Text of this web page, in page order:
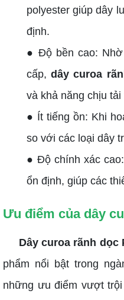
polyester giúp dây
định.
● Độ bền cao:
cấp,dây curoa
và khả năng chịu
● Ít tiếng ồn: Khi
so với các loại dây
● Độ chính xác
ổn định, giúp các
Ưu điểm của dây
Dây curoa rãnh dọc
phẩm nổi bật trong
những ưu điểm vượt